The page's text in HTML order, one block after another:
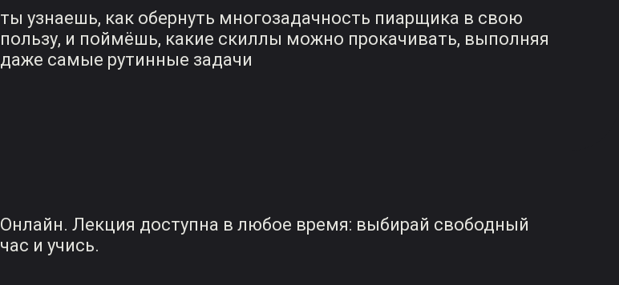
ты узнаешь, как обернуть многозадачность пиарщика в свою
пользу, и поймёшь, какие скиллы можно прокачивать, выполняя
даже самые рутинные задачи
Онлайн. Лекция доступна в любое время: выбирай свободный
час и учись.